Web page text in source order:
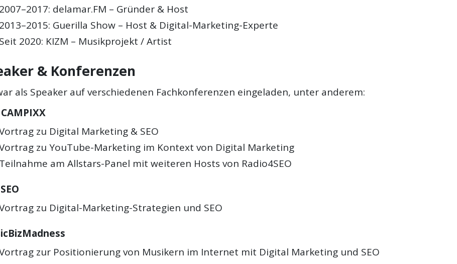
2007–2017: delamar.FM – Gründer & Host
2013–2015: Guerilla Show – Host & Digital-Marketing-Experte
Seit 2020: KIZM – Musikprojekt / Artist
& Konferenzen
als Speaker auf verschiedenen Fachkonferenzen eingeladen, unter anderem:
CAMPIXX
zu Digital Marketing & SEO
zu YouTube-Marketing im Kontext von Digital Marketing
Teilnahme am Allstars-Panel mit weiteren Hosts von Radio4SEO
zu Digital-Marketing-Strategien und SEO
zur Positionierung von Musikern im Internet mit Digital Marketing und SEO